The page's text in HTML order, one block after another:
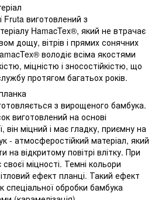
Fruta виготовлений з
HamacTex®, який не втрачає
дощу, вітрів і прямих сонячних
володіє всіма якостями
міцністю і зносостійкістю, що
протягом багатьох років.
з вирощеного бамбука.
виготовлений на основі
він міцний і має гладку, приємну на
- атмосферостійкий матеріал, який
відкритому повітрі влітку. При
міцності. Темні кольори
ефект планці. Такий ефект
спеціальної обробки бамбука